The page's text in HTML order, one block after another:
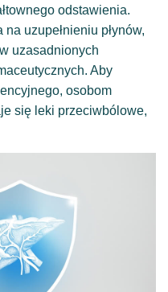
odstawienia.
uzupełnieniu płynów,
uzasadnionych
Aby
osobom
się leki przeciwbólowe,